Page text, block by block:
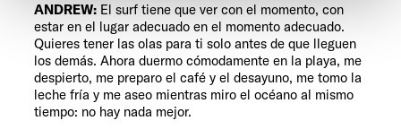
notwendigen Cookies auf der Webseite gesetzt, die für
den störungsfreien Betrieb der Webseite und die
Ermöglichung der Seitennavigation erforderlich sind.
ANDREW: El surf tiene que ver con el momento, con
estar en el lugar adecuado en el momento adecuado.
Quieres tener las olas para ti solo antes de que lleguen
los demás. Ahora duermo cómodamente en la playa, me
despierto, me preparo el café y el desayuno, me tomo la
leche fría y me aseo mientras miro el océano al mismo
tiempo: no hay nada mejor.